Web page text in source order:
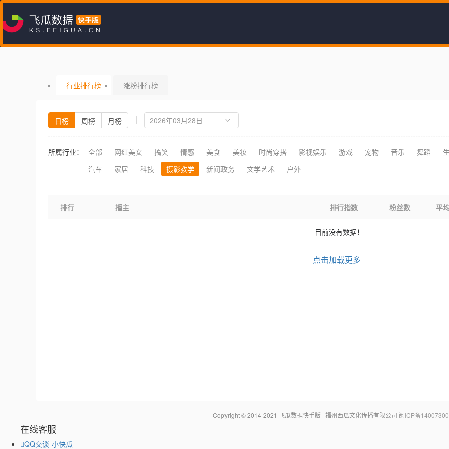
行业排行榜 涨粉排行榜
日榜 周榜 月榜
所属行业： 全部 网红美女 搞笑 情感 美食 美妆 时尚穿搭 影视娱乐 游戏 宠物 音乐 舞蹈
汽车
家居 科技 摄影教学 新闻政务 文学艺术 户外
排行 播主 排行指数 粉丝数 平
目前没有数据！
点击加载更多
Copyright © 2014-2021 飞瓜数据快手版 | 福州西瓜文化传播有限公司 闽ICP备
在线客服
QQ交谈-小快瓜